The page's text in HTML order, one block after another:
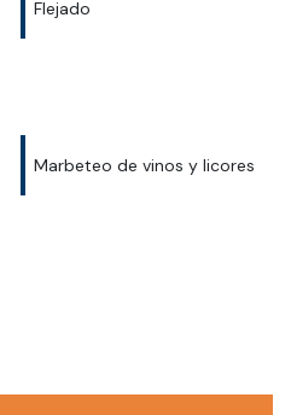
Flejado
Marbeteo de vinos y licores